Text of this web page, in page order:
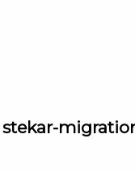
stekar-